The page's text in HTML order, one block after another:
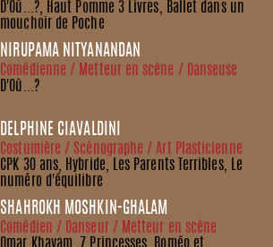
D'Où...?, Haut Pomme 3 Livres, Ballet dans un
mouchoir de Poche
NIRUPAMA NITYANANDAN
Comédienne / Metteur en scène / Danseuse
D'Où...?
DELPHINE CIAVALDINI
Costumière / Scénographe / Art Plasticienne
CPK 30 ans, Hybride, Les Parents Terribles, Le
numéro d'équilibre
SHAHROKH MOSHKIN-GHALAM
Comédien / Danseur / Metteur en scène